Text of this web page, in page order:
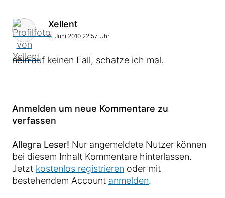
Kommentar von
Xellent
6. Juni 2010 22:57 Uhr
nein auf keinen Fall, schatze ich mal.
Anmelden um neue Kommentare zu
verfassen
Allegra Leser! Nur angemeldete Nutzer können
bei diesem Inhalt Kommentare hinterlassen.
Jetzt kostenlos registrieren oder mit
bestehendem Account anmelden.